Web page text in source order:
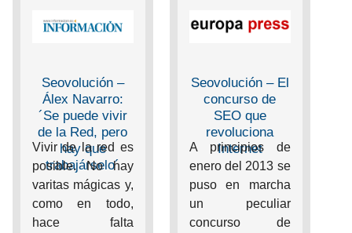
Seovolución –
Álex Navarro:
´Se puede vivir
de la Red, pero
hay que
trabajárselo´
Vivir de la red es
posible. No hay
varitas mágicas y,
como en todo,
hace falta
Seovolución – El
concurso de
SEO que
revoluciona
Internet
A principios de
enero del 2013 se
puso en marcha
un peculiar
concurso de